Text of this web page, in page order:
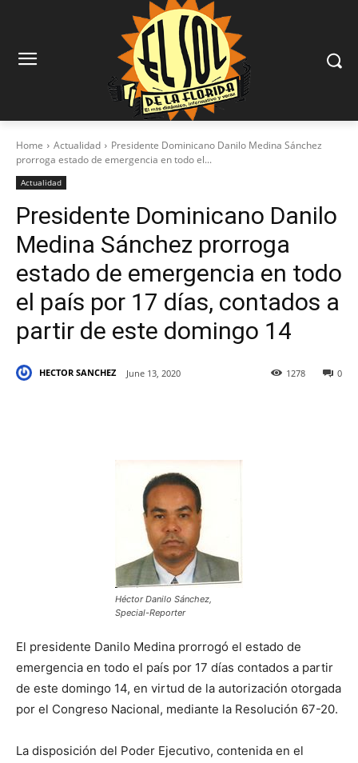
Home Actualidad
Presidente Dominicano Danilo Medina Sánchez
prorroga estado de emergencia en todo el...
Actualidad
Presidente Dominicano Danilo
Medina Sánchez prorroga
estado de emergencia en todo
el país por 17 días, contados a
partir de este domingo 14
HECTOR SANCHEZ June 13, 2020 0
1278
Héctor Danilo Sánchez,
Special-Reporter
El presidente Danilo Medina prorrogó el estado de
emergencia en todo el país por 17 días contados a partir
de este domingo 14, en virtud de la autorización otorgada
por el Congreso Nacional, mediante la Resolución 67-20.
La disposición del Poder Ejecutivo, contenida en el